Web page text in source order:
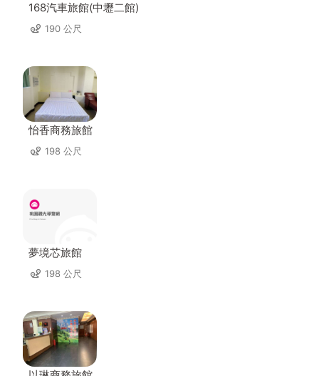
168汽車旅館(中壢二館)
190 公尺
怡香商務旅館
198 公尺
夢境芯旅館
198 公尺